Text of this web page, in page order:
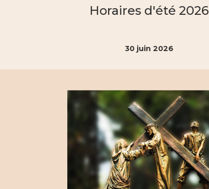
Horaires d'été 2026
30 juin 2026